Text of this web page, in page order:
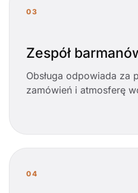
03
Zespół
Obsługa odpowiada za
zamówień i atmosferę
04